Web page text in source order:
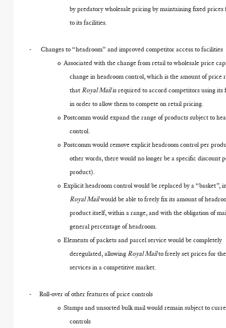
by predatory wholesale pricing by maintaining fixed prices
to its facilities.
-
Changes to “headroom” and improved competitor access to facilities
o Associated with the change from retail to wholesale price
change in headroom control, which is the amount of price
that Royal Mailis required to accord competitors using its
in order to allow them to compete on retail pricing.
o Postcomm would expand the range of products subject to
control.
o Postcomm would remove explicit headroom control per
other words, there would no longer be a specific discount
product).
o Explicit headroom control would be replaced by a “basket”,
Royal Mailwould be able to freely fix its amount of
product itself, within a range, and with the obligation of
general percentage of headroom.
o Elements of packets and parcel service would be completely
deregulated, allowing Royal Mailto freely set prices for
services in a competitive market.
-
Roll-over of other features of price controls
o Stamps and unsorted bulk mail would remain subject to
controls